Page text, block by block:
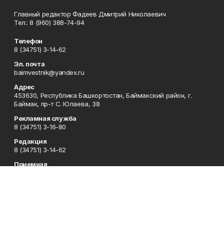
Главный редактор Фадеев Дмитрий Николаевич
Тел.: 8 (960) 388-74-94
Телефон
8 (34751) 3-14-62
Эл. почта
baimvestnik@yandex.ru
Адрес
453630, Республика Башкортостан, Баймакский район, г.
Баймак, пр-т С. Юлаева, 38
Рекламная служба
8 (34751) 3-16-80
Редакция
8 (34751) 3-14-62
Приемная